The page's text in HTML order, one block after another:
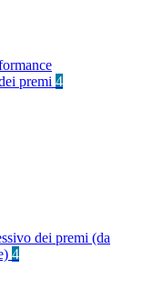
premi 4
dei premi (da
4